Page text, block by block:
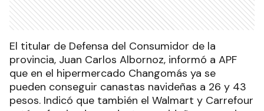
El titular de Defensa del Consumidor de la
provincia, Juan Carlos Albornoz, informó a APF
que en el hipermercado Changomás ya se
pueden conseguir canastas navideñas a 26 y 43
pesos. Indicó que también el Walmart y Carrefour